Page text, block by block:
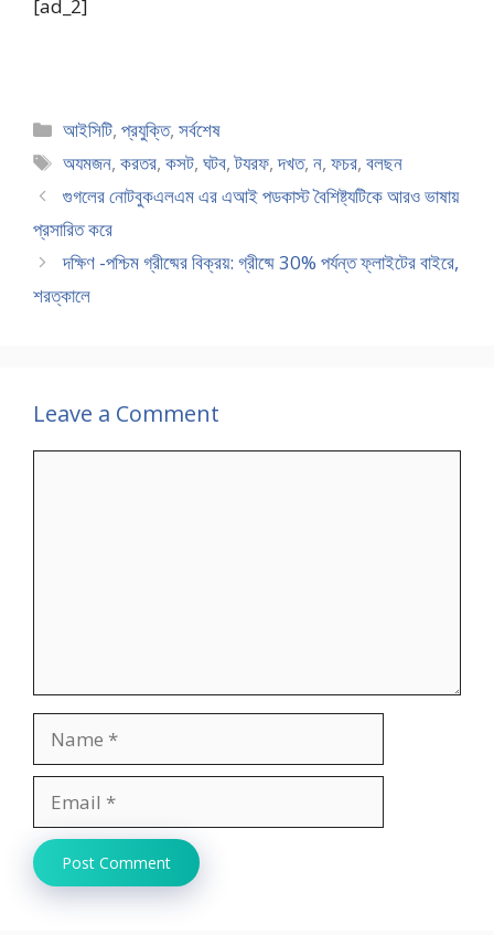
[ad_2]
Categories
আইসিটি,প্রযুক্তি,সর্বশেষ
Tags
অযমজন,করতর,কসট,ঘটব,টযরফ,দখত,ন,ফচর,বলছন
গুগলের নোটবুকএলএম এর এআই পডকাস্ট বৈশিষ্ট্যটিকে আরও ভাষায়
প্রসারিত করে
দক্ষিণ -পশ্চিম গ্রীষ্মের বিক্রয়: গ্রীষ্মে 30% পর্যন্ত ফ্লাইটের বাইরে,
শরত্কালে
Leave a Comment
Website